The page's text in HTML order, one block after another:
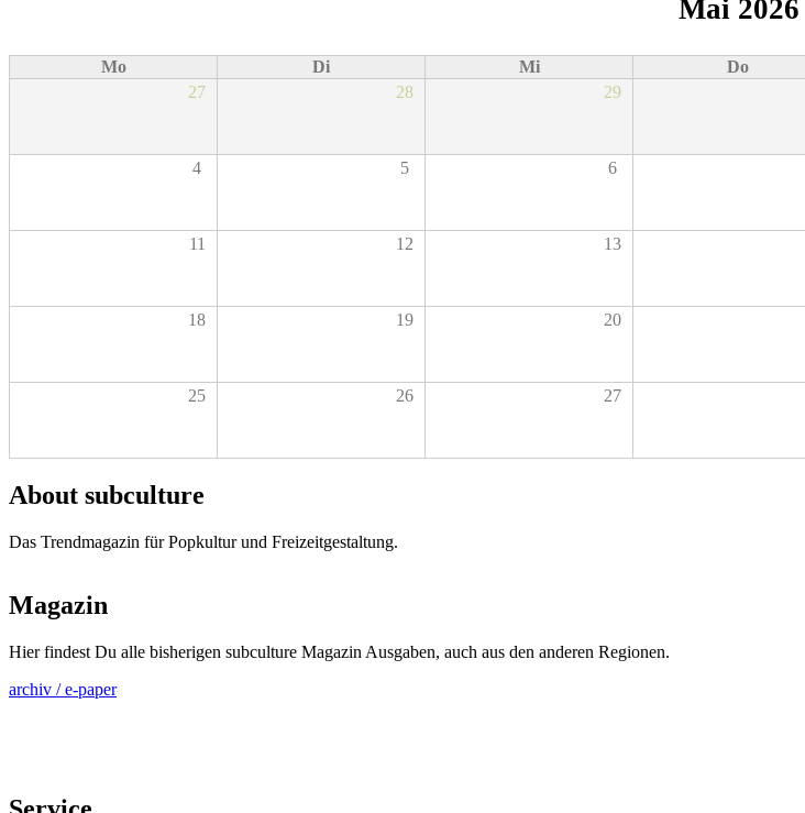
Mai 2026
Mo Di Mi Do
27
28 29
4 5 6
11 12 13
18 19 20
25 26 27
About subculture
Das Trendmagazin für Popkultur und Freizeitgestaltung.
Magazin
Hier findest Du alle bisherigen subculture Magazin Ausgaben, auch aus den anderen Regionen.
archiv / e-paper